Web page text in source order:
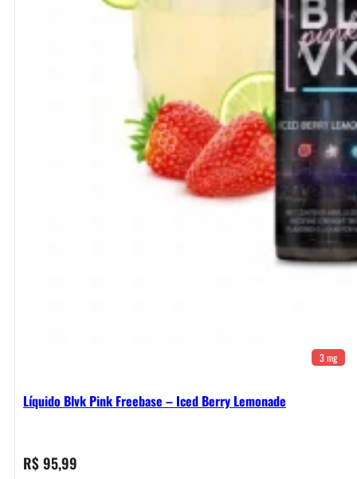
3 mg
Líquido Blvk Pink Freebase – Iced Berry Lemonade
R$95,99